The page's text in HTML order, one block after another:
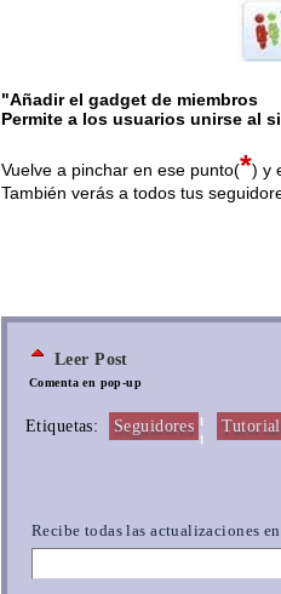
"Añadir el gadget de miembros
Permite a los usuarios unirse al
Vuelve a pinchar en ese punto(*) y
También verás a todos tus
Leer Post
Comenta en pop-up
Etiquetas: Seguidores ¦
Recibe todas las actualizaciones